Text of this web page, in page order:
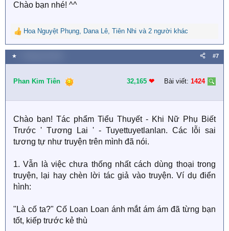
Chào bạn nhé! ^^
R
e
a
c
i
n
:
Hoa Nguyệt Phụng, Dana Lê, Tiên Nhi và 2 người khác
★ #7
Phan Kim Tiên 32,165 ❤︎ Bài viết: 1424
Chào bạn! Tác phẩm Tiểu Thuyết - Khi Nữ Phụ Biết
Trước ' Tương Lai ' - Tuyettuyetlanlan. Các lỗi sai
tương tự như truyện trên mình đã nói.
1. Vẫn là việc chưa thống nhất cách dùng thoại trong
truyện, lại hay chèn lời tác giả vào truyện. Ví dụ điển
hình:
"Là cố ta?" Cố Loan Loan ánh mắt ám ám đã từng bạn
tốt, kiếp trước kẻ thù